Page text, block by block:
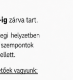
Álló WC
Roca/